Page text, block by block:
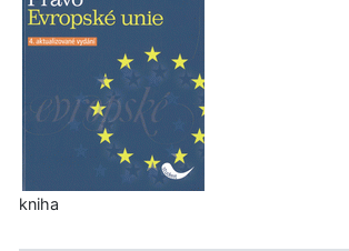
kniha